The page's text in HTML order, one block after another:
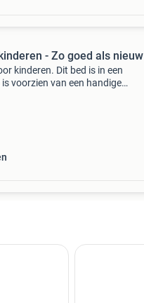
- Zo goed als nieuw
kinderen. Dit bed is in een
voorzien van een handige